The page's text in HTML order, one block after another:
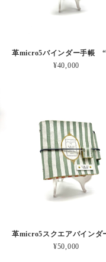
¥40,000
¥50,000